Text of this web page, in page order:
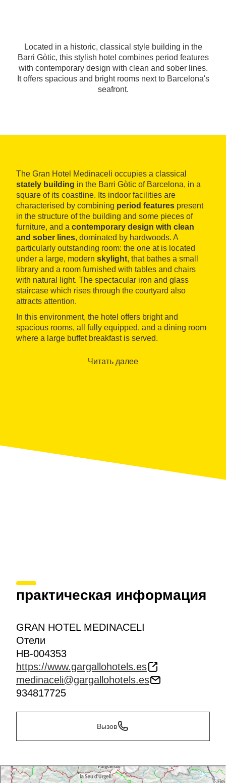
Located in a historic, classical style building in the
Barri Gòtic, this stylish hotel combines period features
with contemporary design with clean and sober lines.
It offers spacious and bright rooms next to Barcelona's
seafront.
The Gran Hotel Medinaceli occupies a classical
stately building in the Barri Gòtic of Barcelona, in a
square of its coastline. Its indoor facilities are
characterised by combining period features present
in the structure of the building and some pieces of
furniture, and a contemporary design with clean
and sober lines, dominated by hardwoods. A
particularly outstanding room: the one at is located
under a large, modern skylight, that bathes a small
library and a room furnished with tables and chairs
with natural light. The spectacular iron and glass
staircase which rises through the courtyard also
attracts attention.
In this environment, the hotel offers bright and
spacious rooms, all fully equipped, and a dining room
where a large buffet breakfast is served.
Читать далее
практическая информация
GRAN HOTEL MEDINACELI
Отели
HB-004353
https://www.gargallohotels.es
medinaceli@gargallohotels.es
934817725
Вызов